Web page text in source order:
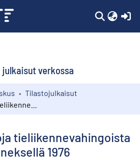
verkossa
Tilastojulkaisut
tieliikennevahingoista
1976